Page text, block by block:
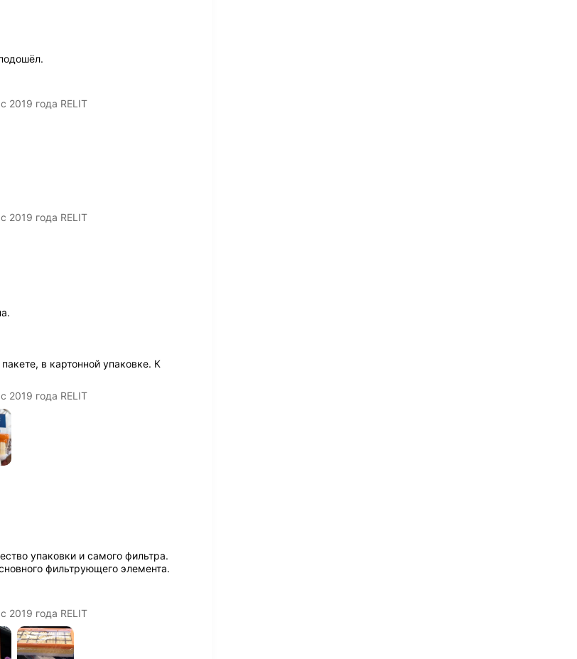
2019 года RELIT
2019 года RELIT
в картонной упаковке. К
2019 года RELIT
упаковки и самого фильтра.
фильтрующего элемента.
2019 года RELIT